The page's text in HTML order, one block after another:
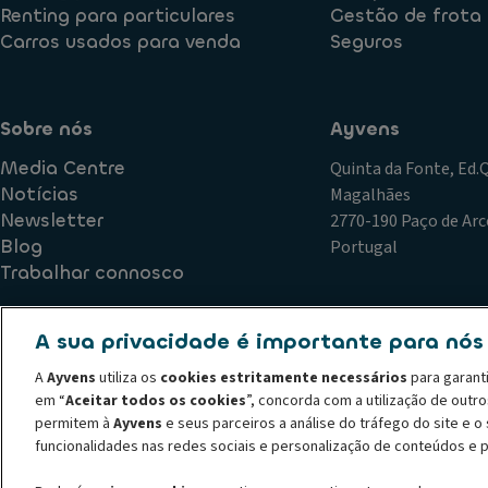
Renting para particulares
Carros usados para venda
Gestão de frota
Seguros
Sobre nós
Media Centre
Notícias
Newsletter
Blog
Trabalhar connosco
Ayvens
Quinta da Fonte,
Magalhães
2770-190 Paço de
Portugal
Política de Qualidade Plano de Prevenção de Riscos de
Declaração de privacidade
Termos de utilização Política
Código de conduta
Canal de denúncias Política de
© 2026 A ALD Automotive I LeasePlan revela o Grupo Ayvens, a sua
líder global em mobilidade sustentável, fornecendo serviços
A sua privacidade é importante para nós
AAyvens utiliza os cookies estritamente necessários para
em “Aceitar todos os cookies”, concorda com a utilização de
permitem à Ayvens e seus parceiros a análise do tráfego do site e
funcionalidades nas redes sociais e personalização de conteúdos